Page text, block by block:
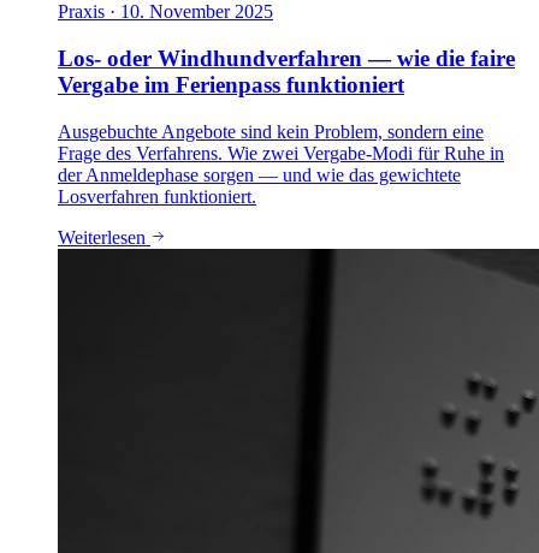
Praxis · 10. November 2025
Los- oder Windhundverfahren — wie die faire
Vergabe im Ferienpass funktioniert
Ausgebuchte Angebote sind kein Problem, sondern eine
Frage des Verfahrens. Wie zwei Vergabe-Modi für Ruhe in
der Anmeldephase sorgen — und wie das gewichtete
Losverfahren funktioniert.
Weiterlesen